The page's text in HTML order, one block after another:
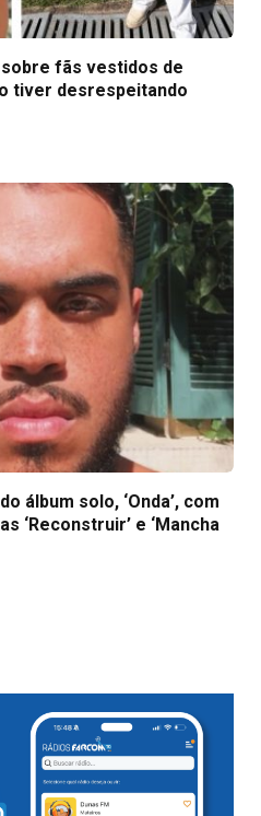
fãs vestidos de
tiver desrespeitando
álbum solo, ‘Onda’, com
‘Reconstruir’ e ‘Mancha